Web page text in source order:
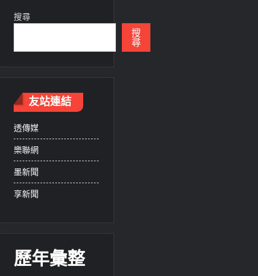
搜尋
搜
尋
友站連結
透傳媒
樂聯網
墨新聞
享新聞
歷年彙整